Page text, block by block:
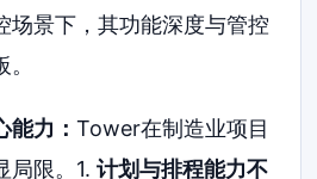
场景下，其功能深度与管控
能力：Tower在制造业项目
局限。1.计划与排程能力不